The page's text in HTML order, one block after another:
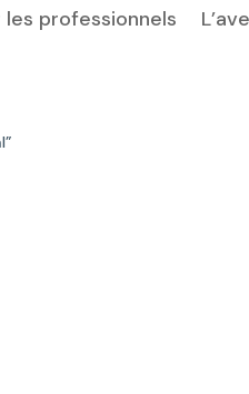
les professionnels